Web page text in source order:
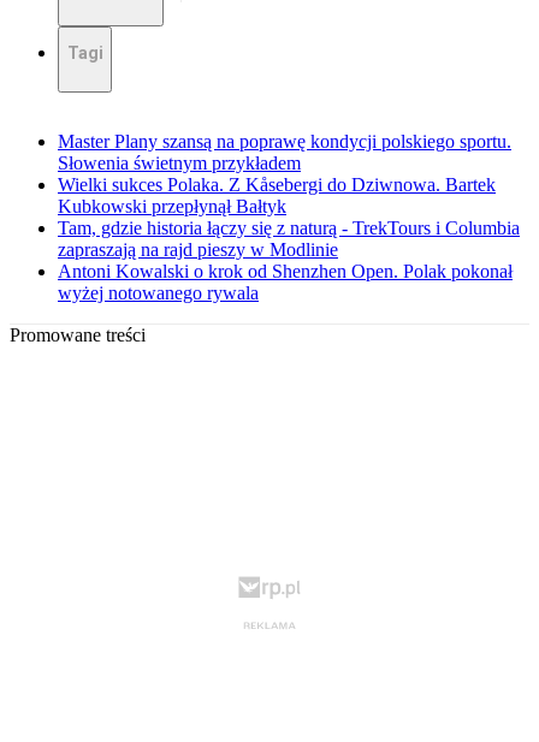
Tagi
Master Plany szansą na poprawę kondycji polskiego sportu.
Słowenia świetnym przykładem
Wielki sukces Polaka. Z Kåsebergi do Dziwnowa. Bartek
Kubkowski przepłynął Bałtyk
Tam, gdzie historia łączy się z naturą - TrekTours i Columbia
zapraszają na rajd pieszy w Modlinie
Antoni Kowalski o krok od Shenzhen Open. Polak pokonał
wyżej notowanego rywala
Promowane treści